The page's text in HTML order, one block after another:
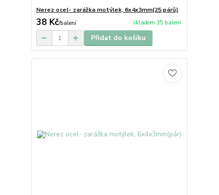
Nerez ocel- zarážka motýlek, 6x4x3mm(25 párů)
38 Kč/balení skladem 35 balení
Přidat do košíku